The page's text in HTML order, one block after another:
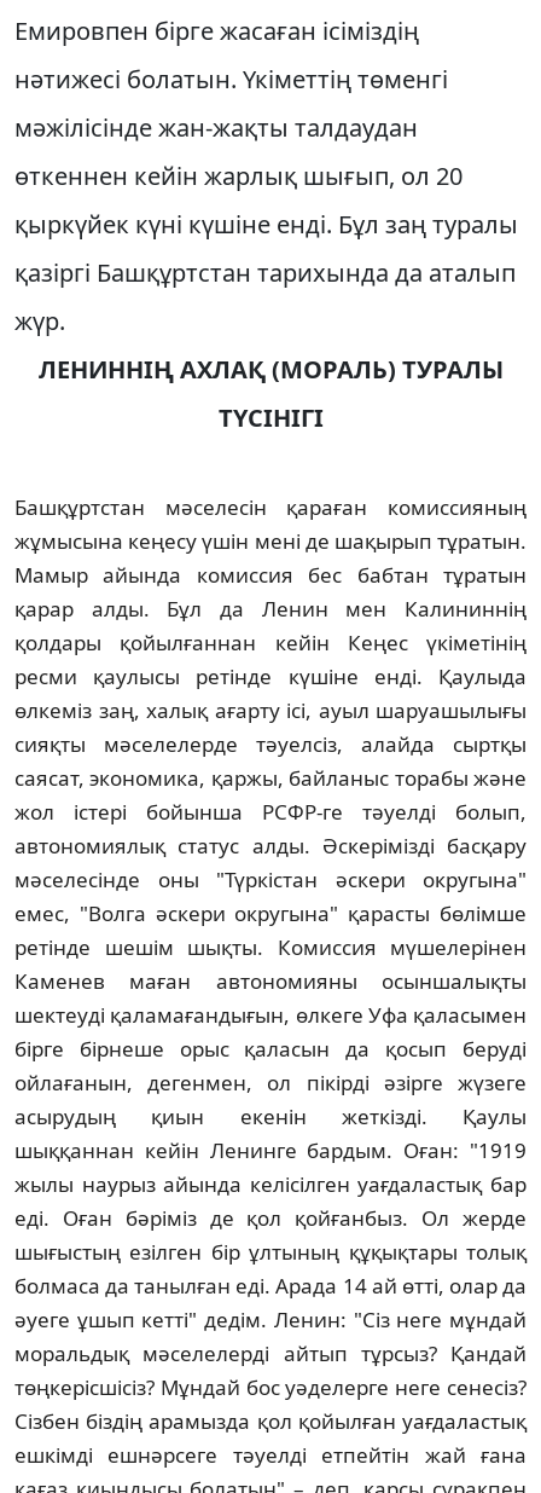
Емировпен бiрге жасаған iсiмiздiң
нәтижесi болатын. Үкiметтiң төменгi
мәжiлiсiнде жан-жақты талдаудан
өткеннен кейiн жарлық шығып, ол 20
қыркүйек күнi күшiне ендi. Бұл заң туралы
қазiргi Башқұртстан тарихында да аталып
жүр.
ЛЕНИННIҢ АХЛАҚ (МОРАЛЬ) ТУРАЛЫ
ТҮСIНIГI
Башқұртстан мәселесiн қараған комиссияның
жұмысына кеңесу үшiн менi де шақырып тұратын.
Мамыр айында комиссия бес бабтан тұратын
қарар алды. Бұл да Ленин мен Калининнiң
қолдары қойылғаннан кейiн Кеңес үкiметiнiң
ресми қаулысы ретiнде күшiне ендi. Қаулыда
өлкемiз заң, халық ағарту iсi, ауыл шаруашылығы
сияқты мәселелерде тәуелсiз, алайда сыртқы
саясат, экономика, қаржы, байланыс торабы және
жол iстерi бойынша РСФР-ге тәуелдi болып,
автономиялық статус алды. Әскерiмiздi басқару
мәселесiнде оны "Түркiстан әскери округына"
емес, "Волга әскери округына" қарасты бөлiмше
ретiнде шешiм шықты. Комиссия мүшелерiнен
Каменев маған автономияны осыншалықты
шектеудi қаламағандығын, өлкеге Уфа қаласымен
бiрге бiрнеше орыс қаласын да қосып берудi
ойлағанын, дегенмен, ол пiкiрдi әзiрге жүзеге
асырудың қиын екенiн жеткiздi. Қаулы
шыққаннан кейiн Ленинге бардым. Оған: "1919
жылы наурыз айында келiсiлген уағдаластық бар
едi. Оған бәрiмiз де қол қойғанбыз. Ол жерде
шығыстың езiлген бiр ұлтының құқықтары толық
болмаса да танылған едi. Арада 14 ай өттi, олар да
әуеге ұшып кеттi" дедiм. Ленин: "Сiз неге мұндай
моральдық мәселелердi айтып тұрсыз? Қандай
төңкерiсшiсiз? Мұндай бос уәделерге неге сенесiз?
Сiзбен бiздiң арамызда қол қойылған уағдаластық
ешкiмдi ешнәрсеге тәуелдi етпейтiн жай ғана